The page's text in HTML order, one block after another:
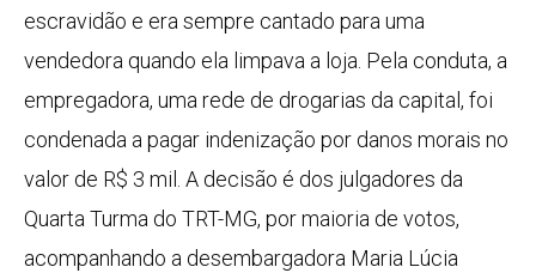
escravidão e era sempre cantado para uma
vendedora quando ela limpava a loja. Pela conduta, a
empregadora, uma rede de drogarias da capital, foi
condenada a pagar indenização por danos morais no
valor de R$ 3 mil. A decisão é dos julgadores da
Quarta Turma do TRT-MG, por maioria de votos,
acompanhando a desembargadora Maria Lúcia